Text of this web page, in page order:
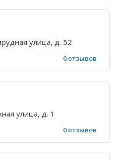
улица, д. 52
0 отзывов
улица, д. 1
0 отзывов